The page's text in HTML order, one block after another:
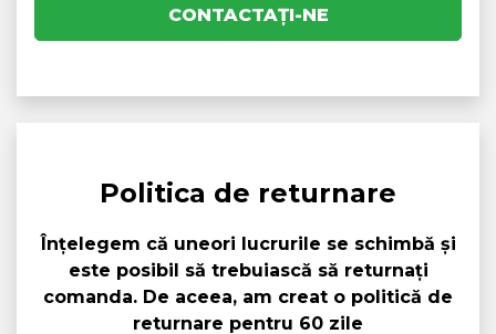
CONTACTAŢI-NE
Politica de returnare
Înțelegem că uneori lucrurile se schimbă și
este posibil să trebuiască să returnați
comanda. De aceea, am creat o politică de
returnare pentru 60 zile